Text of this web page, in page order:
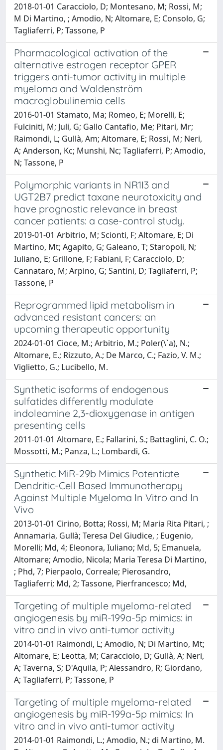
2018-01-01 Caracciolo, D; Montesano, M; Rossi, M;
M Di Martino, ; Amodio, N; Altomare, E; Consolo, G;
Tagliaferri, P; Tassone, P
Pharmacological activation of the
alternative estrogen receptor GPER
triggers anti-tumor activity in multiple
myeloma and Waldenström
macroglobulinemia cells
2016-01-01 Stamato, Ma; Romeo, E; Morelli, E;
Fulciniti, M; Juli, G; Gallo Cantafio, Me; Pitari, Mr;
Raimondi, L; Gullà, Am; Altomare, E; Rossi, M; Neri,
A; Anderson, Kc; Munshi, Nc; Tagliaferri, P; Amodio,
N; Tassone, P
Polymorphic variants in NR1I3 and
UGT2B7 predict taxane neurotoxicity and
have prognostic relevance in breast
cancer patients: a case-control study.
2019-01-01 Arbitrio, M; Scionti, F; Altomare, E; Di
Martino, Mt; Agapito, G; Galeano, T; Staropoli, N;
Iuliano, E; Grillone, F; Fabiani, F; Caracciolo, D;
Cannataro, M; Arpino, G; Santini, D; Tagliaferri, P;
Tassone, P
Reprogrammed lipid metabolism in
advanced resistant cancers: an
upcoming therapeutic opportunity
2024-01-01 Cioce, M.; Arbitrio, M.; Poler(\`a), N.;
Altomare, E.; Rizzuto, A.; De Marco, C.; Fazio, V. M.;
Viglietto, G.; Lucibello, M.
Synthetic isoforms of endogenous
sulfatides differently modulate
indoleamine 2,3-dioxygenase in antigen
presenting cells
2011-01-01 Altomare, E.; Fallarini, S.; Battaglini, C. O.;
Mossotti, M.; Panza, L.; Lombardi, G.
Synthetic MiR-29b Mimics Potentiate
Dendritic-Cell Based Immunotherapy
Against Multiple Myeloma In Vitro and In
Vivo
2013-01-01 Cirino, Botta; Rossi, M; Maria Rita Pitari, ;
Annamaria, Gullà; Teresa Del Giudice, ; Eugenio,
Morelli; Md, 4; Eleonora, Iuliano; Md, 5; Emanuela,
Altomare; Amodio, Nicola; Maria Teresa Di Martino,
; Phd, 7; Pierpaolo, Correale; Pierosandro,
Tagliaferri; Md, 2; Tassone, Pierfrancesco; Md,
Targeting of multiple myeloma-related
angiogenesis by miR-199a-5p mimics: in
vitro and in vivo anti-tumor activity
2014-01-01 Raimondi, L; Amodio, N; Di Martino, Mt;
Altomare, E; Leotta, M; Caracciolo, D; Gullà, A; Neri,
A; Taverna, S; D'Aquila, P; Alessandro, R; Giordano,
A; Tagliaferri, P; Tassone, P
Targeting of multiple myeloma-related
angiogenesis by miR-199a-5p mimics: In
vitro and in vivo anti-tumor activity
2014-01-01 Raimondi, L.; Amodio, N.; di Martino, M.